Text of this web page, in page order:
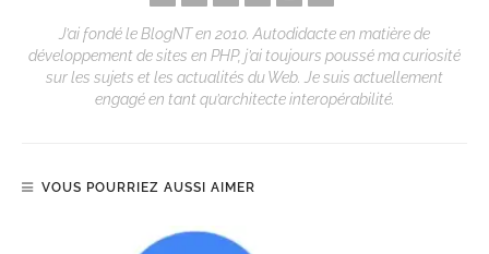
J’ai fondé le BlogNT en 2010. Autodidacte en matière de
développement de sites en PHP, j’ai toujours poussé ma curiosité
sur les sujets et les actualités du Web. Je suis actuellement
engagé en tant qu’architecte interopérabilité.
VOUS POURRIEZ AUSSI AIMER